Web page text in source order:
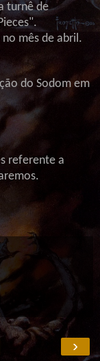
turnê de
mês de abril.
do Sodom em
referente a
›